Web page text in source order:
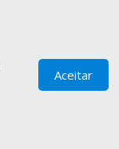
Aceitar